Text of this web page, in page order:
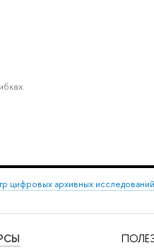
цифровых архивных исследований